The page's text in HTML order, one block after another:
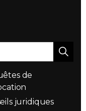
de
juridiques